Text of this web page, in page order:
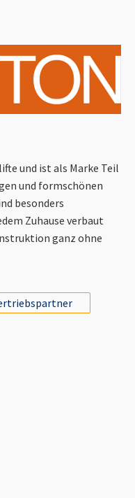
und ist als Marke Teil
und formschönen
besonders
Zuhause verbaut
ganz ohne